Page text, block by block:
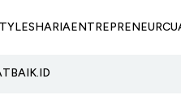
SHARIAENTREPRENEUR